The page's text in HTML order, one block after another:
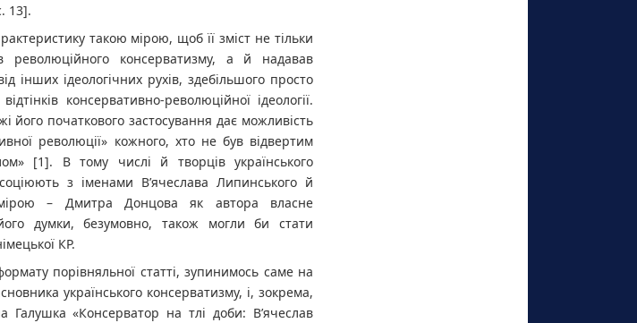
13].
такою мірою, щоб її зміст не тільки
революційного консерватизму, а й надавав
інших ідеологічних рухів, здебільшого просто
консервативно-революційної ідеології.
його початкового застосування дає можливість
революції» кожного, хто не був відвертим
[1]. В тому числі й творців українського
з іменами В’ячеслава Липинського й
– Дмитра Донцова як автора власне
його думки, безумовно, також могли би стати
КР.
порівняльної статті, зупинимось саме на
українського консерватизму, і, зокрема,
Галушка «Консерватор на тлі доби: В’ячеслав